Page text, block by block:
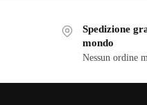
Spedizione
mondo
Nessun ordine